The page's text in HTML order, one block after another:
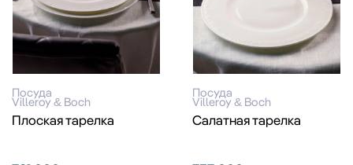
Посуда
Villeroy & Boch
Плоская тарелка
Посуда
Villeroy & Boch
Салатная тарелка